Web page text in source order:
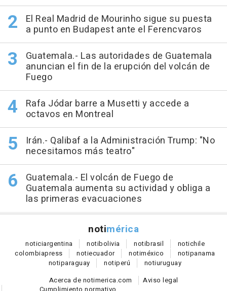
El Real Madrid de Mourinho sigue su puesta
a punto en Budapest ante el Ferencvaros
Guatemala.- Las autoridades de Guatemala
anuncian el fin de la erupción del volcán de
Fuego
Rafa Jódar barre a Musetti y accede a
octavos en Montreal
Irán.- Qalibaf a la Administración Trump: "No
necesitamos más teatro"
Guatemala.- El volcán de Fuego de
Guatemala aumenta su actividad y obliga a
las primeras evacuaciones
notimérica
noticiargentina notibolivia notibrasil notichile
colombiapress notiecuador notiméxico notipanama
notiparaguay notiperú notiuruguay
Acerca de notimerica.com
Aviso legal